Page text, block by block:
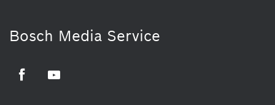
Bosch Media Service